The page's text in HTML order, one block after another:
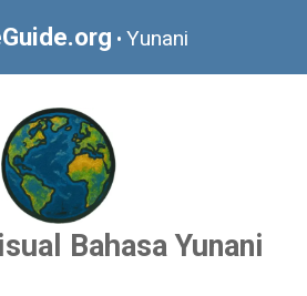
• Yunani
Bahasa Yunani